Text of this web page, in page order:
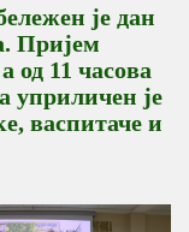
је дан
Пријем
од 11 часова
уприличен је
васпитаче и